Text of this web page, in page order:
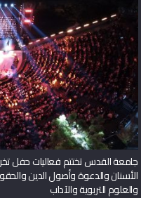
جامعة القدس تختتم فعاليات حفل
الأسنان والدعوة وأصول الدين
والعلوم التربوية والآداب